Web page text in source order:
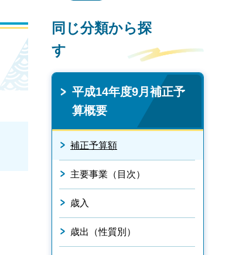
同じ分類から探
す
平成14年度9月補正予
算概要
補正予算額
主要事業（目次）
歳入
歳出（性質別）